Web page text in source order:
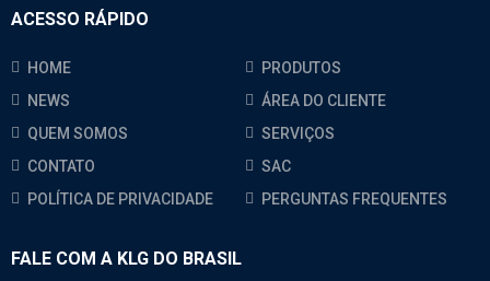
ACESSO RÁPIDO
HOME
PRODUTOS
NEWS
ÁREA DO CLIENTE
QUEM SOMOS
SERVIÇOS
CONTATO
SAC
POLÍTICA DE PRIVACIDADE
PERGUNTAS FREQUENTES
FALE COM A KLG DO BRASIL